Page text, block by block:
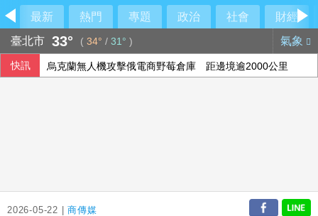
最新 熱門 專題 政治 社會
財經
臺北市 33° ( 34° / 31° ) 氣象
快訊 烏克蘭無人機攻擊俄電商野莓倉庫 距邊境逾2000公里
2026-05-22 |商傳媒